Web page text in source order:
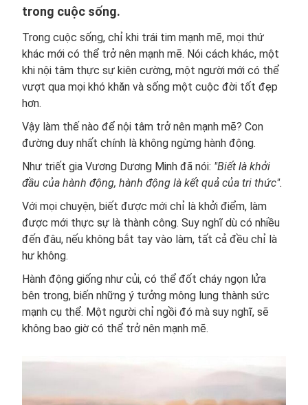
trong cuộc sống.
Trong cuộc sống, chỉ khi trái tim mạnh mẽ, mọi thứ
khác mới có thể trở nên mạnh mẽ. Nói cách khác, một
khi nội tâm thực sự kiên cường, một người mới có thể
vượt qua mọi khó khăn và sống một cuộc đời tốt đẹp
hơn.
Vậy làm thế nào để nội tâm trở nên mạnh mẽ? Con
đường duy nhất chính là không ngừng hành động.
Như triết gia Vương Dương Minh đã nói: "Biết là khởi
đầu của hành động, hành động là kết quả của tri thức".
Với mọi chuyện, biết được mới chỉ là khởi điểm, làm
được mới thực sự là thành công. Suy nghĩ dù có nhiều
đến đâu, nếu không bắt tay vào làm, tất cả đều chỉ là
hư không.
Hành động giống như củi, có thể đốt cháy ngọn lửa
bên trong, biến những ý tưởng mông lung thành sức
mạnh cụ thể. Một người chỉ ngồi đó mà suy nghĩ, sẽ
không bao giờ có thể trở nên mạnh mẽ.